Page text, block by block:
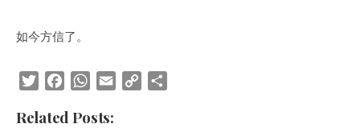
如今方信了。
TwitterFacebookWhatsApp
Email Copy
Related Posts: